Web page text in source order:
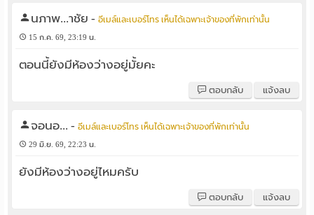
นภาพ...าชัย -อีเมล์และเบอร์โทร เห็นได้เฉพาะเจ้าของที่พักเท่านั้น
15 ก.ค. 69, 23:19 น.
ตอนนี้ยังมีห้องว่างอยู่มั้ยคะ
ตอบกลับ แจ้งลบ
จอนอ... -อีเมล์และเบอร์โทร เห็นได้เฉพาะเจ้าของที่พักเท่านั้น
29 มิ.ย. 69, 22:23 น.
ยังมีห้องว่างอยู่ไหมครับ
ตอบกลับ แจ้งลบ